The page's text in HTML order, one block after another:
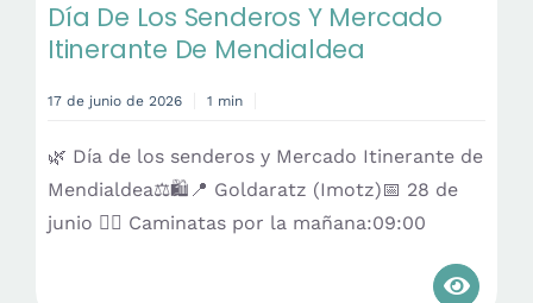
Día De Los Senderos Y Mercado
Itinerante De Mendialdea
17 de junio de 2026 1 min
🌿 Día de los senderos y Mercado Itinerante de
Mendialdea⚖️🛍️📍 Goldaratz (Imotz)📅 28 de
junio 🚶‍♀️ Caminatas por la mañana:09:00